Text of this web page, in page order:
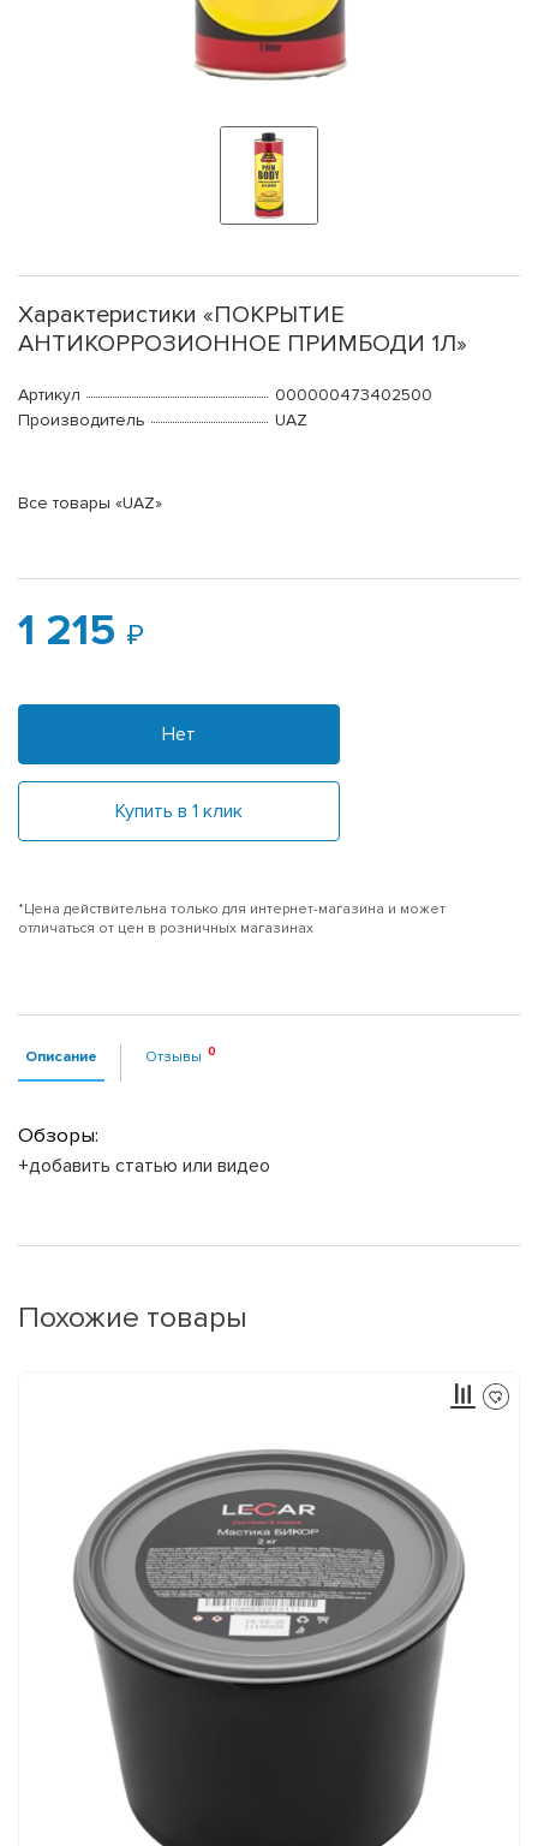
Характеристики «ПОКРЫТИЕ
АНТИКОРРОЗИОННОЕ ПРИМБОДИ 1Л»
Артикул
000000473402500
Производитель
UAZ
Все товары «UAZ»
1 215
Нет
Купить в 1 клик
*Цена действительна только для интернет-магазина и может
отличаться от цен в розничных магазинах
Описание Отзывы
Обзоры:
+добавить статью или видео
Похожие товары